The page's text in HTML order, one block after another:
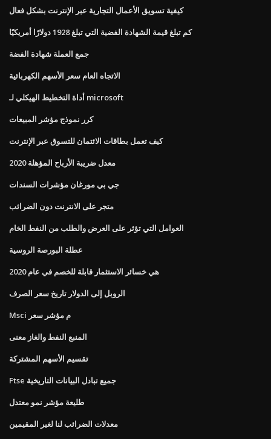
كيفية تسويق الأعمال التجارية عبر الإنترنت بشكل فعال
كم تبلغ قيمة الشهادة الفضية التي تبلغ 1928 دولارًا أمريكيًا
جمع العملة شهادة الفضة
الاتجاه العام سعر الأسهم الكهربائية
أداة التخطيط الهيكلي لـ microsoft
كرر نموذج مؤشر المبيعات
كيف تعمل بطاقات الائتمان للتسوق عبر الإنترنت
معدل ضريبة الأرباح المؤهلة 2020
جي بي مورغان مؤشرات السندات
متجر على الانترنت دون الضرائب
العوامل التي تؤثر على العرض والطلب من النفط الخام
عطلة البورصة الروسية
هي خسائر الاستثمار قابلة للخصم في عام 2020
الروبل إلى الدولار تاريخ سعر الصرف
Msci م مؤشر سعر
المنبع النفط والغاز معنى
تقسيم الأسهم المشتركة
Ftse جميع تبادل البيانات التاريخية
طليعة مؤشر نمو معتدل
معدلات الضرائب لنا لغير المقيمين